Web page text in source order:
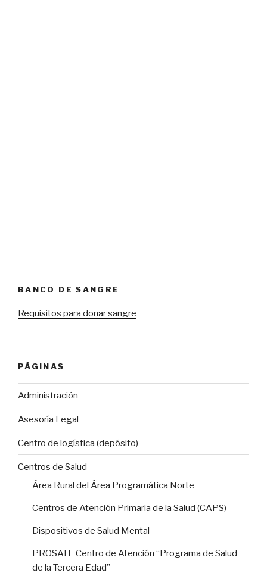
BANCO DE SANGRE
Requisitos para donar sangre
PÁGINAS
Administración
Asesoría Legal
Centro de logística (depósito)
Centros de Salud
Área Rural del Área Programática Norte
Centros de Atención Primaria de la Salud (CAPS)
Dispositivos de Salud Mental
PROSATE Centro de Atención “Programa de Salud
de la Tercera Edad”